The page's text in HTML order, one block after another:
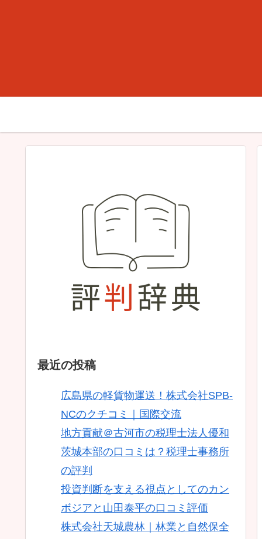
最近の投稿
広島県の軽貨物運送！株式会社SPB-
NCのクチコミ｜国際交流
地方貢献＠古河市の税理士法人優和
茨城本部の口コミは？税理士事務所
の評判
投資判断を支える視点としてのカン
ボジアと山田泰平の口コミ評価
株式会社天城農林｜林業と自然保全